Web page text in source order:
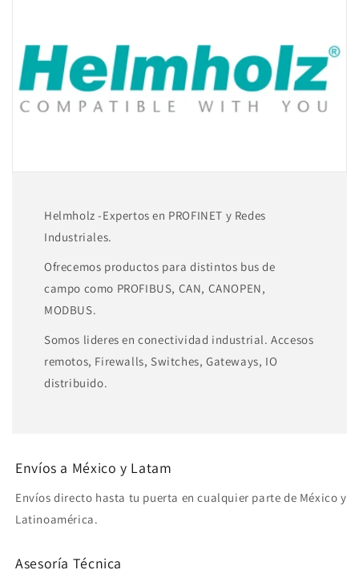
Helmholz -Expertos en PROFINET y Redes
Industriales.
Ofrecemos productos para distintos bus de
campo como PROFIBUS, CAN, CANOPEN,
MODBUS.
Somos lideres en conectividad industrial. Accesos
remotos, Firewalls, Switches, Gateways, IO
distribuido.
Envíos a México y Latam
Envíos directo hasta tu puerta en cualquier parte de México y
Latinoamérica.
Asesoría Técnica